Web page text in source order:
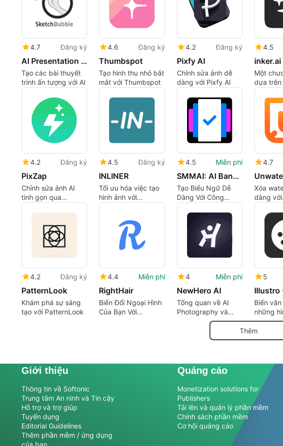
4.7 Đăng ký
AI Presentation Maker by SketchBubble
Tạo các bài thuyết
trình ấn tượng với AI
4.6 Đăng ký
Thumbspot
Tạo hình thu nhỏ bắt
mắt với Thumbspot
4.2 Đăng ký
Pixfy AI
Chỉnh sửa ảnh dễ
dàng với Pixfy AI
4.5
inker.ai
Một
dựa
cho các
Web,
Palmiero.
4.2 Đăng ký
PixZap
Chỉnh sửa ảnh AI
tinh gọn qua
WhatsApp
4.5 Đăng ký
INLINER
Tối ưu hóa việc tạo
hình ảnh với
INLINER
4.5 Miễn phí
SMMAI: AI Banner Maker
Tạo Biểu Ngữ Dễ
Dàng Với Công
Nghệ AI
4.7
Xóa
dàng với
4.2 Đăng ký
PatternLook
Khám phá sự sáng
tạo với PatternLook
4.4 Miễn phí
RightHair
Biến Đổi Ngoại Hình
Của Bạn Với
4 Miễn phí
NewHero AI
Tổng quan về AI
Photography và
Trình tạo Hình thu
5
Biến
những
họa
Thêm
Giới thiệu
Thông tin về Softonic
Trung tâm An ninh và Tin cậy
Hỗ trợ và trợ giúp
Tuyển dụng
Editorial Guidelines
Thêm phần mềm / ứng dụng
Quảng cáo
Monetization solutions for
Publishers
Tải lên và quản lý phần mềm
Chính sách phần mềm
Cơ hội quảng cáo